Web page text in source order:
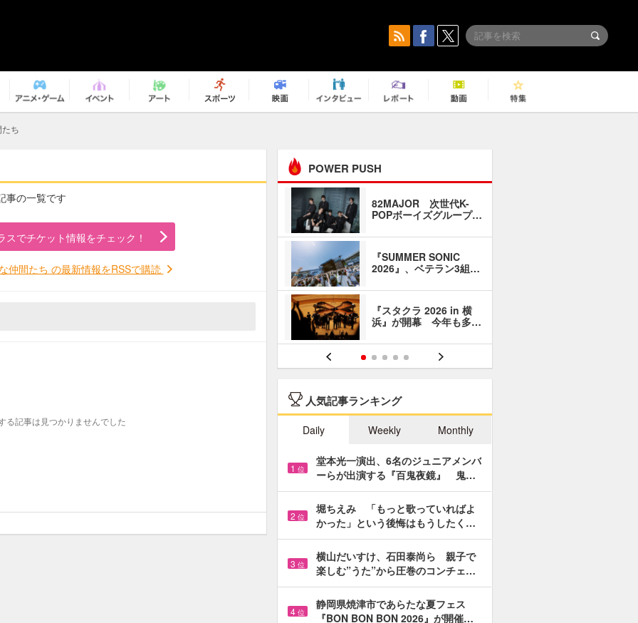
ち
事の一覧です
スでチケット情報をチェック！
仲間たち の最新情報をRSSで購読
る記事は見つかりませんでした
POWER PUSH
ｎｄ ｃｌｕｂ
82MAJOR 次世代K-
POPボーイズグループ…
『SUMMER SONIC
2026』、ベテラン3組…
『スタクラ 2026 in 横
浜』が開幕 今年も多…
人気記事ランキング
Daily Weekly Monthly
1 位
堂本光一演出、6名のジュニアメンバ
ーらが出演する『百鬼夜鏡』 鬼…
2 位
堀ちえみ 「もっと歌っていればよ
かった」という後悔はもうしたく…
3 位
横山だいすけ、石田泰尚ら 親子で
楽しむ”うた”から圧巻のコンチェ…
4 位
静岡県焼津市であらたな夏フェス
『BON BON BON 2026』が開催…